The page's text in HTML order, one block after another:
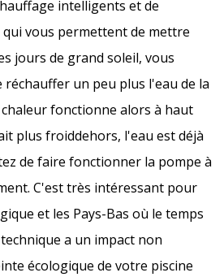
intelligents et de
qui vous permettent de mettre
jours de grand soleil, vous
réchauffer un peu plus l'eau de la
fonctionne alors à haut
plus froiddehors, l'eau est déjà
de faire fonctionner la pompe à
C'est très intéressant pour
et les Pays-Bas où le temps
a un impact non
écologique de votre piscine